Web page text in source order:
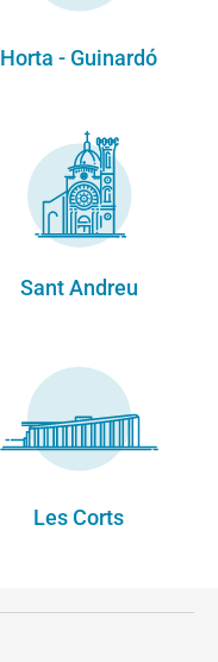
Horta - Guinardó
Sant Andreu
Les Corts